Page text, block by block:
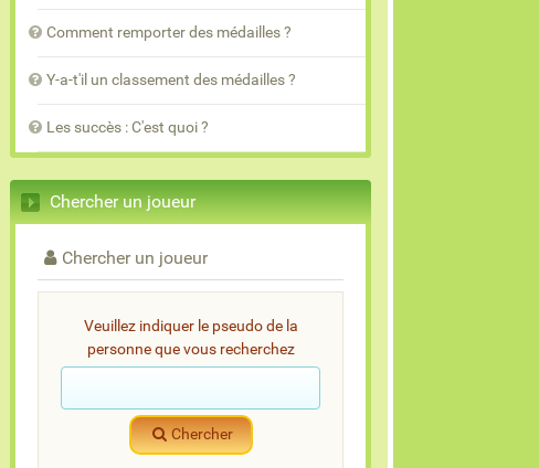
Comment remporter des médailles ?
Y-a-t'il un classement des médailles ?
Les succès : C'est quoi ?
Chercher un joueur
Chercher un joueur
Veuillez indiquer le pseudo de la
personne que vous recherchez
Chercher